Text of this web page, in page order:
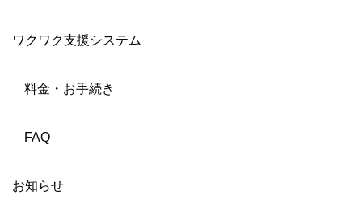
ワクワク支援システム
料金・お手続き
FAQ
お知らせ